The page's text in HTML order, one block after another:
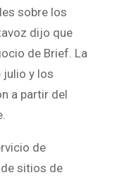
sobre los
dijo que
de Brief. La
julio y los
a partir del
de
sitios de